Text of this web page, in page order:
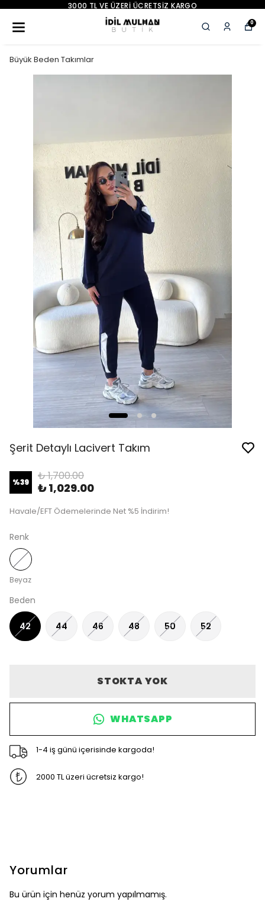
3000 TL VE ÜZERI ÜCRETSIZ KARGO
0
Büyük Beden Takımlar
Şerit Detaylı Lacivert Takım
%39 ₺ 1,700.00
₺ 1,029.00
Havale/EFT Ödemelerinde Net %5 İndirim!
Renk
Beyaz
Beden
42 44 46 48 50 52
STOKTA YOK
WHATSAPP
1-4 iş günü içerisinde kargoda!
2000 TL üzeri ücretsiz kargo!
Yorumlar
Bu ürün için henüz yorum yapılmamış.